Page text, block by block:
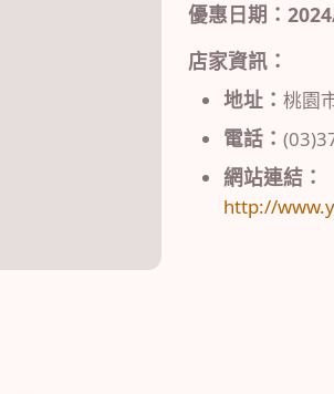
優惠日期：
店家資訊：
地址： 桃園
電話：
網站連結：
http://